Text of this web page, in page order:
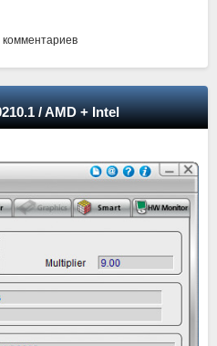
комментариев
/ AMD + Intel